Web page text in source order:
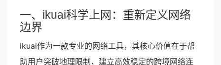
一、ikuai科学上网：重新定义网络
边界
ikuai作为一款专业的网络工具，其核心价值在于帮
助用户突破地理限制，建立高效稳定的跨境网络连